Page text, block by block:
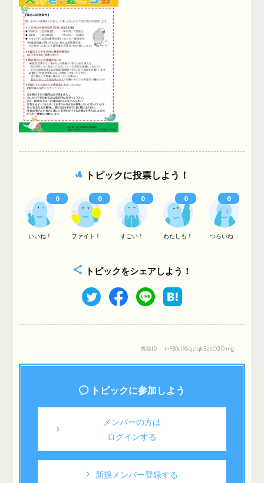
トピックに投票しよう！
いいね！ ファイト！ すごい！ わたしも！ つらいね...
0 0 0 0 0
トピックをシェアしよう！
投稿ID： mFBflctX6qzIqk3zdCQOmg
トピックに参加しよう
メンバーの方は
ログインする
新規メンバー登録する